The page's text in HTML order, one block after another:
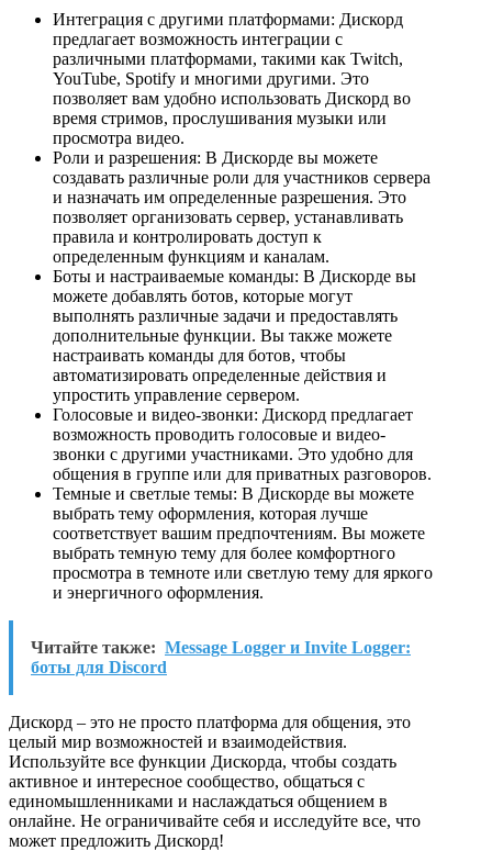
Интеграция с другими платформами: Дискорд
предлагает возможность интеграции с
различными платформами, такими как Twitch,
YouTube, Spotify и многими другими. Это
позволяет вам удобно использовать Дискорд во
время стримов, прослушивания музыки или
просмотра видео.
Роли и разрешения: В Дискорде вы можете
создавать различные роли для участников сервера
и назначать им определенные разрешения. Это
позволяет организовать сервер, устанавливать
правила и контролировать доступ к
определенным функциям и каналам.
Боты и настраиваемые команды: В Дискорде вы
можете добавлять ботов, которые могут
выполнять различные задачи и предоставлять
дополнительные функции. Вы также можете
настраивать команды для ботов, чтобы
автоматизировать определенные действия и
упростить управление сервером.
Голосовые и видео-звонки: Дискорд предлагает
возможность проводить голосовые и видео-
звонки с другими участниками. Это удобно для
общения в группе или для приватных разговоров.
Темные и светлые темы: В Дискорде вы можете
выбрать тему оформления, которая лучше
соответствует вашим предпочтениям. Вы можете
выбрать темную тему для более комфортного
просмотра в темноте или светлую тему для яркого
и энергичного оформления.
Читайте также: Message Logger и Invite Logger:
боты для Discord
Дискорд – это не просто платформа для общения, это
целый мир возможностей и взаимодействия.
Используйте все функции Дискорда, чтобы создать
активное и интересное сообщество, общаться с
единомышленниками и наслаждаться общением в
онлайне. Не ограничивайте себя и исследуйте все, что
может предложить Дискорд!